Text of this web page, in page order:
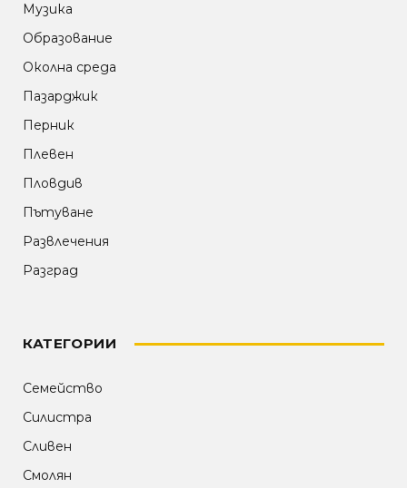
Музика
Образование
Околна среда
Пазарджик
Перник
Плевен
Пловдив
Пътуване
Развлечения
Разград
КАТЕГОРИИ
Семейство
Силистра
Сливен
Смолян